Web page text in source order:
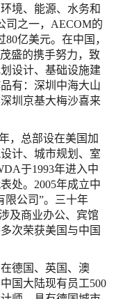
境、能源、水务和
司之一，AECOM的
亿美元。在中国，
盛的携手努力，致
设计、基础设施建
有：深圳中海大山
圳京基大梅沙喜来
，总部设在美国加
计、城市规划、室
于1993年进入中
处。2005年成立中
限公司”。三十年
及商业办公、宾馆
次荣获美国与中国
德国、英国、澳
国大陆现有员工500